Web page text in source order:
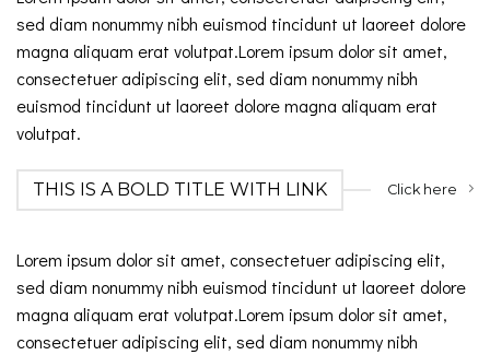
sed diam nonummy nibh euismod tincidunt ut laoreet dolore
magna aliquam erat volutpat.Lorem ipsum dolor sit amet,
consectetuer adipiscing elit, sed diam nonummy nibh
euismod tincidunt ut laoreet dolore magna aliquam erat
volutpat.
THIS IS A BOLD TITLE WITH LINK Click here
Lorem ipsum dolor sit amet, consectetuer adipiscing elit,
sed diam nonummy nibh euismod tincidunt ut laoreet dolore
magna aliquam erat volutpat.Lorem ipsum dolor sit amet,
consectetuer adipiscing elit, sed diam nonummy nibh